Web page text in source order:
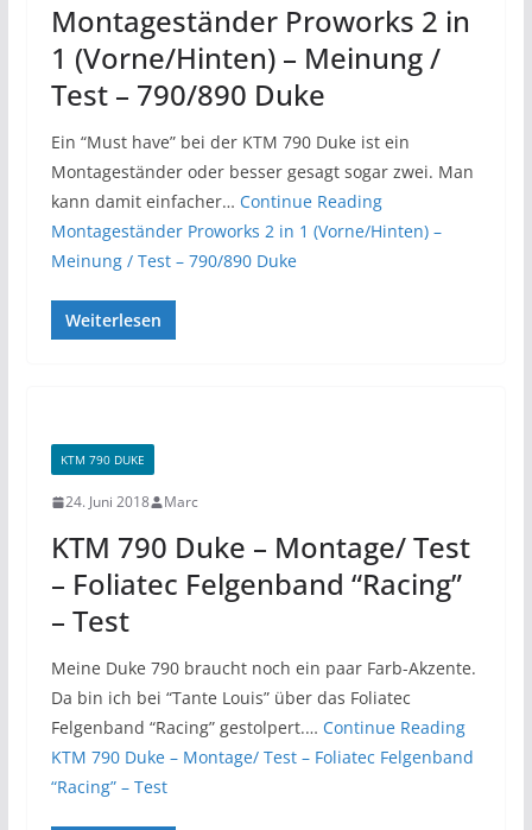
Montageständer Proworks 2 in
1 (Vorne/Hinten) – Meinung /
Test – 790/890 Duke
Ein “Must have” bei der KTM 790 Duke ist ein
Montageständer oder besser gesagt sogar zwei. Man
kann damit einfacher… Continue Reading
Montageständer Proworks 2 in 1 (Vorne/Hinten) –
Meinung / Test – 790/890 Duke
Weiterlesen
KTM 790 DUKE
24. Juni 2018 Marc
KTM 790 Duke – Montage/ Test
– Foliatec Felgenband “Racing”
– Test
Meine Duke 790 braucht noch ein paar Farb-Akzente.
Da bin ich bei “Tante Louis” über das Foliatec
Felgenband “Racing” gestolpert.… Continue Reading
KTM 790 Duke – Montage/ Test – Foliatec Felgenband
“Racing” – Test